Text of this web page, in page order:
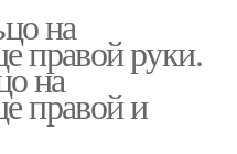
на
правой руки.
на
правой и